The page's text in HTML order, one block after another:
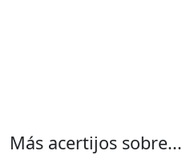
Más acertijos sobre...